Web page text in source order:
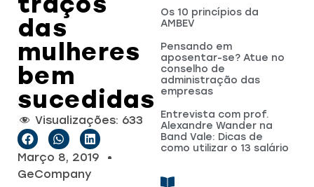
das
mulheres
bem
sucedidas
Visualizações: 633
Março 8, 2019
GeCompany
Os 10 princípios da
AMBEV
Pensando em
aposentar-se? Atue no
conselho de
administração das
empresas
Entrevista com prof.
Alexandre Wander na
Band Vale: Dicas de
como utilizar o 13 salário